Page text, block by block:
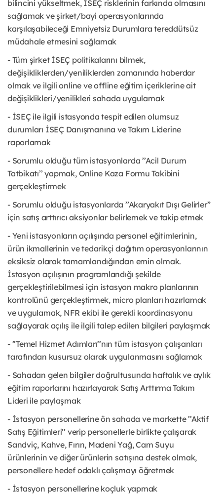
bilincini yükseltmek, İSEÇ risklerinin farkında olmasını
sağlamak ve şirket/bayi operasyonlarında
karşılaşabileceği Emniyetsiz Durumlara tereddütsüz
müdahale etmesini sağlamak
- Tüm şirket İSEÇ politikalarını bilmek,
değişikliklerden/yeniliklerden zamanında haberdar
olmak ve ilgili online ve offline eğitim içeriklerine ait
değişiklikleri/yenilikleri sahada uygulamak
- İSEÇ ile ilgili istasyonda tespit edilen olumsuz
durumları İSEÇ Danışmanına ve Takım Liderine
raporlamak
- Sorumlu olduğu tüm istasyonlarda ’’Acil Durum
Tatbikatı’’ yapmak, Online Kaza Formu Takibini
gerçekleştirmek
- Sorumlu olduğu istasyonlarda ’’Akaryakıt Dışı Gelirler”
için satış arttırıcı aksiyonlar belirlemek ve takip etmek
- Yeni istasyonların açılışında personel eğitimlerinin,
ürün ikmallerinin ve tedarikçi dağıtım operasyonlarının
eksiksiz olarak tamamlandığından emin olmak.
İstasyon açılışının programlandığı şekilde
gerçekleştirilebilmesi için istasyon makro planlarının
kontrolünü gerçekleştirmek, micro planları hazırlamak
ve uygulamak, NFR ekibi ile gerekli koordinasyonu
sağlayarak açılış ile ilgili talep edilen bilgileri paylaşmak
- ’’Temel Hizmet Adımları’’nın tüm istasyon çalışanları
tarafından kusursuz olarak uygulanmasını sağlamak
- Sahadan gelen bilgiler doğrultusunda haftalık ve aylık
eğitim raporlarını hazırlayarak Satış Arttırma Takım
Lideri ile paylaşmak
- İstasyon personellerine ön sahada ve markette ’’Aktif
Satış Eğitimleri’’ verip personellerle birlikte çalışarak
Sandviç, Kahve, Fırın, Madeni Yağ, Cam Suyu
ürünlerinin ve diğer ürünlerin satışına destek olmak,
personellere hedef odaklı çalışmayı öğretmek
- İstasyon personellerine koçluk yapmak